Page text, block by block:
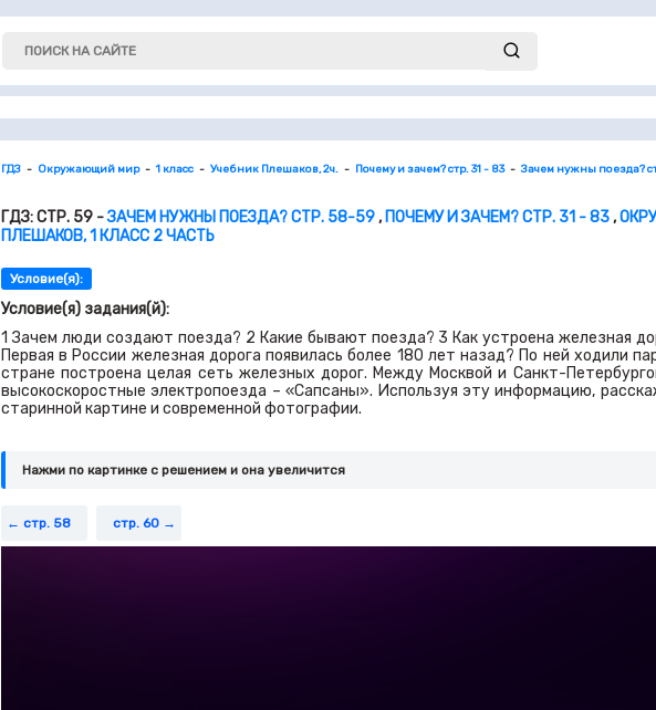
ГДЗ Окружающий мир 1 класс Учебник Плешаков, 2ч. Почему и зачем? стр. 31 - 83 Зачем нужны поезда?
ГДЗ: СТР. 59 -ЗАЧЕМ НУЖНЫ ПОЕЗДА? СТР. 58-59, ПОЧЕМУ И ЗАЧЕМ? СТР. 31 - 83,
ПЛЕШАКОВ, 1 КЛАСС 2 ЧАСТЬ
Условие(я):
Условие(я) задания(й):
1 Зачем люди создают поезда? 2 Какие бывают поезда? 3 Как устроена железная
Первая в России железная дорога появилась более 180 лет назад? По ней ходили
стране построена целая сеть железных дорог. Между Москвой и Санкт-
высокоскоростные электропоезда – «Сапсаны». Используя эту информацию,
старинной картине и современной фотографии.
Нажми по картинке c решением и она увеличится
стр. 58 стр. 60